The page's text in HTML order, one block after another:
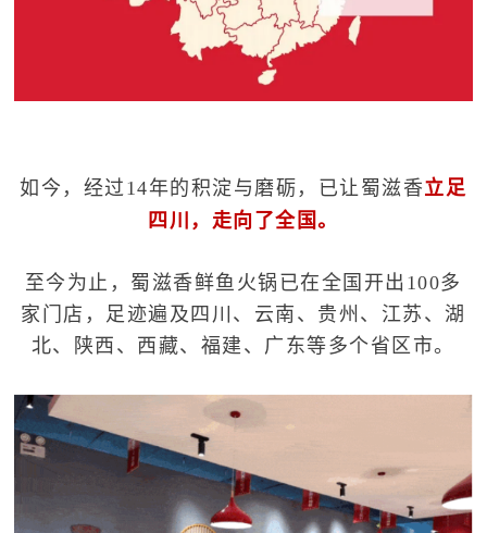
如今，经过14年的积淀与磨砺，已让蜀滋香立足
四川，走向了全国。
至今为止，蜀滋香鲜鱼火锅已在全国开出100多
家门店，足迹遍及四川、云南、贵州、江苏、湖
北、陕西、西藏、福建、广东等多个省区市。